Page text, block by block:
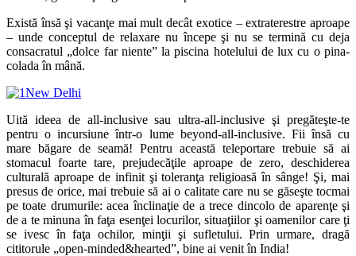
Există însă şi vacanţe mai mult decât exotice – extraterestre aproape
– unde conceptul de relaxare nu începe şi nu se termină cu deja
consacratul „dolce far niente” la piscina hotelului de lux cu o pina-
colada în mână.
Uită ideea de all-inclusive sau ultra-all-inclusive şi pregăteşte-te
pentru o incursiune într-o lume beyond-all-inclusive. Fii însă cu
mare băgare de seamă! Pentru această teleportare trebuie să ai
stomacul foarte tare, prejudecăţile aproape de zero, deschiderea
culturală aproape de infinit şi toleranţa religioasă în sânge! Şi, mai
presus de orice, mai trebuie să ai o calitate care nu se găseşte tocmai
pe toate drumurile: acea înclinaţie de a trece dincolo de aparenţe şi
de a te minuna în faţa esenţei locurilor, situaţiilor şi oamenilor care ţi
se ivesc în faţa ochilor, minţii şi sufletului. Prin urmare, dragă
cititorule „open-minded&hearted”, bine ai venit în India!